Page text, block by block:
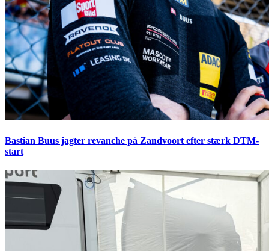
Bastian Buus jagter revanche på Zandvoort efter stærk DTM-
start